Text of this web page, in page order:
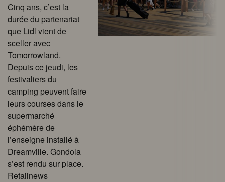
Cinq ans, c’est la
durée du partenariat
que Lidl vient de
sceller avec
Tomorrowland.
Depuis ce jeudi, les
festivaliers du
camping peuvent faire
leurs courses dans le
supermarché
éphémère de
l’enseigne installé à
Dreamville. Gondola
s’est rendu sur place.
Retailnews